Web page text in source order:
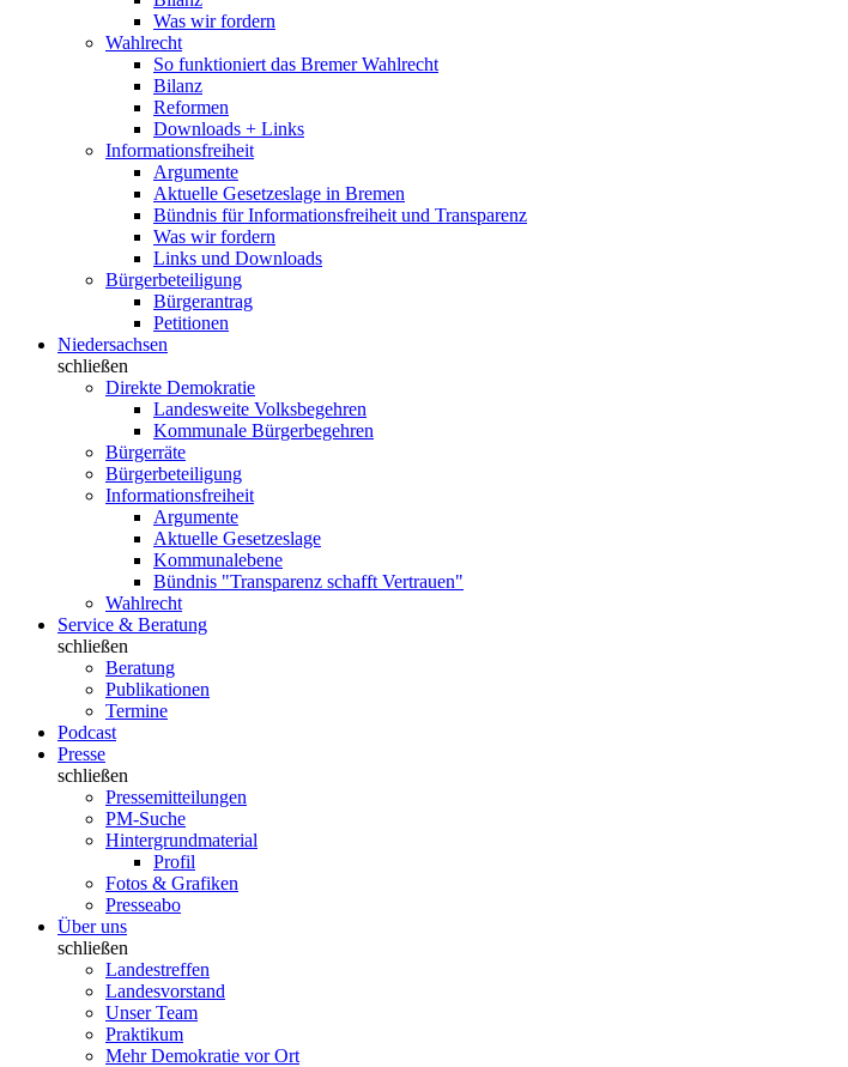
Was wir fordern
Wahlrecht
So funktioniert das Bremer Wahlrecht
Bilanz
Reformen
Downloads + Links
Informationsfreiheit
Argumente
Aktuelle Gesetzeslage in Bremen
Bündnis für Informationsfreiheit und Transparenz
Was wir fordern
Links und Downloads
Bürgerbeteiligung
Bürgerantrag
Petitionen
Niedersachsen
schließen
Direkte Demokratie
Landesweite Volksbegehren
Kommunale Bürgerbegehren
Bürgerräte
Bürgerbeteiligung
Informationsfreiheit
Argumente
Aktuelle Gesetzeslage
Kommunalebene
Bündnis "Transparenz schafft Vertrauen"
Wahlrecht
Service & Beratung
schließen
Beratung
Publikationen
Termine
Podcast
Presse
schließen
Pressemitteilungen
PM-Suche
Hintergrundmaterial
Profil
Fotos & Grafiken
Presseabo
Über uns
schließen
Landestreffen
Landesvorstand
Unser Team
Praktikum
Mehr Demokratie vor Ort